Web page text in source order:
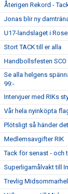
Återigen Rekord -
Jonas blir ny
U17-landslaget i
Stort TACK till er alla
Handbollsfesten
Se alla helgens
99:-
Intervjuer med RIKs
Vår hela nyinköpta
Plötsligt så händer det
Medlemsavgifter RIK
Tack för senast - och
Superligamålvakt till
Trevlig